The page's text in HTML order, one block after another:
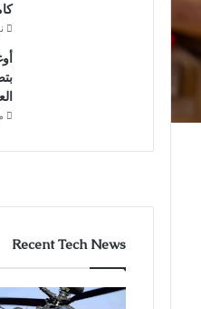
Recent Tech News